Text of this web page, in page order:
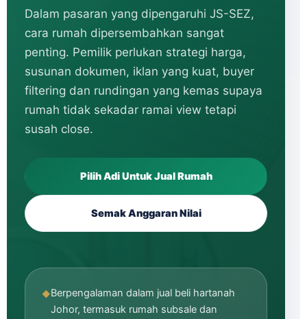
Dalam pasaran yang dipengaruhi JS-SEZ,
cara rumah dipersembahkan sangat
penting. Pemilik perlukan strategi harga,
susunan dokumen, iklan yang kuat, buyer
filtering dan rundingan yang kemas supaya
rumah tidak sekadar ramai view tetapi
susah close.
Pilih Adi Untuk Jual Rumah
Semak Anggaran Nilai
Berpengalaman dalam jual beli hartanah
Johor, termasuk rumah subsale dan